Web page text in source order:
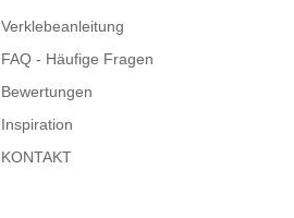
Verklebeanleitung
FAQ - Häufige Fragen
Bewertungen
Inspiration
KONTAKT